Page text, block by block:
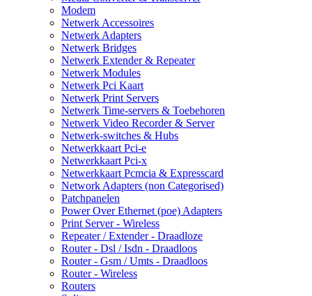
Modem
Netwerk Accessoires
Netwerk Adapters
Netwerk Bridges
Netwerk Extender & Repeater
Netwerk Modules
Netwerk Pci Kaart
Netwerk Print Servers
Netwerk Time-servers & Toebehoren
Netwerk Video Recorder & Server
Netwerk-switches & Hubs
Netwerkkaart Pci-e
Netwerkkaart Pci-x
Netwerkkaart Pcmcia & Expresscard
Network Adapters (non Categorised)
Patchpanelen
Power Over Ethernet (poe) Adapters
Print Server - Wireless
Repeater / Extender - Draadloze
Router - Dsl / Isdn - Draadloos
Router - Gsm / Umts - Draadloos
Router - Wireless
Routers